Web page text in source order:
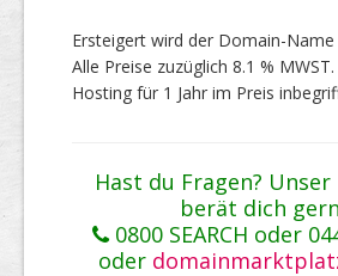
Ersteigert wird der Domain-
Alle Preise zuzüglich 8.1 %
Hosting für 1 Jahr im Preis
Hast du Fragen?
berät dich
0800 SEARCH oder
oder